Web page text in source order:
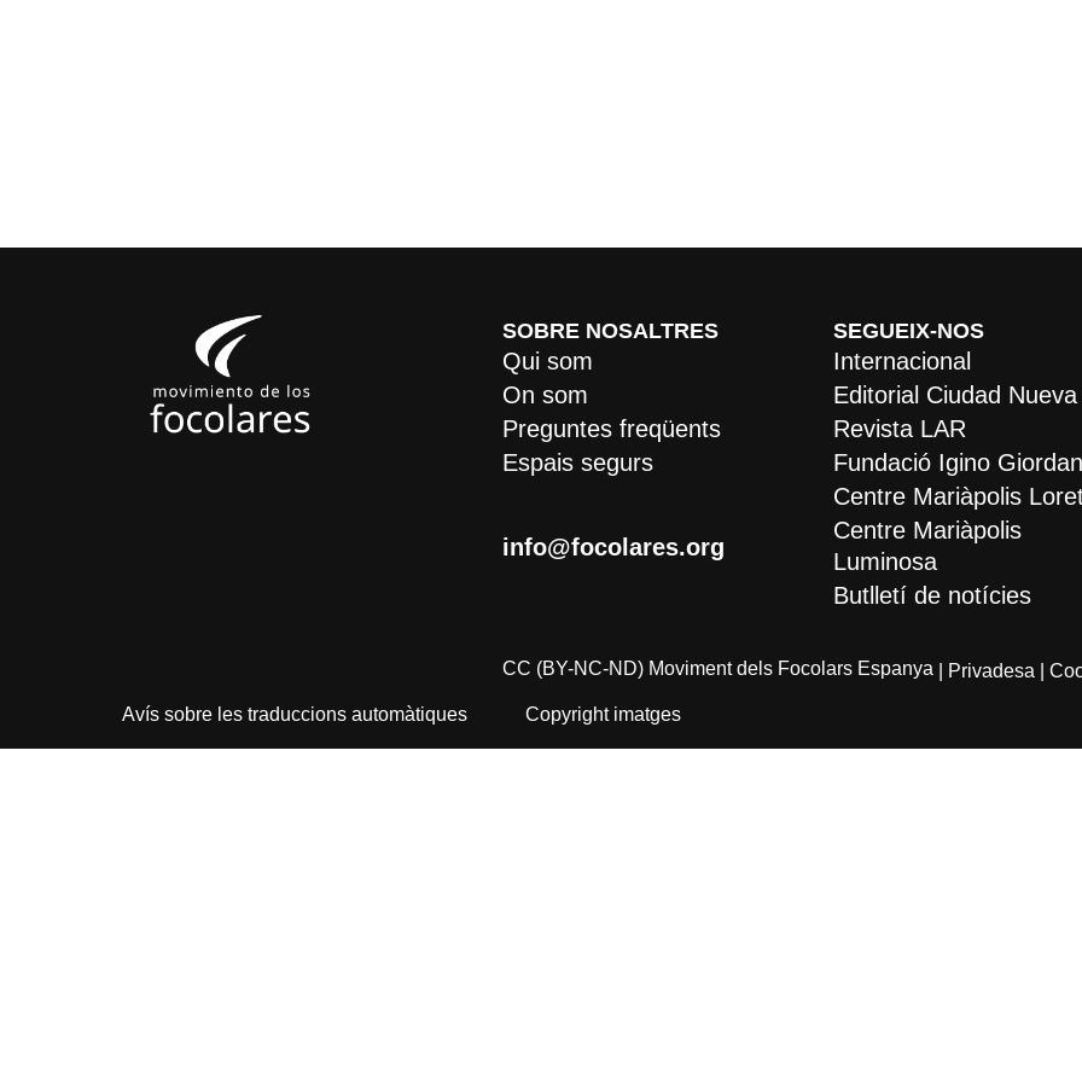
SOBRE NOSALTRES
Qui som
On som
Preguntes freqüents
Espais segurs
info@focolares.org
SEGUEIX-NOS
Internacional
Editorial Ciudad Nueva
Revista LAR
Fundació Igino
Centre Mariàpolis
Centre Mariàpolis
Luminosa
Butlletí de notícies
CC (BY-NC-ND) Moviment dels Focolars Espanya | Privadesa |
Avís sobre les traduccions automàtiques Copyright imatges